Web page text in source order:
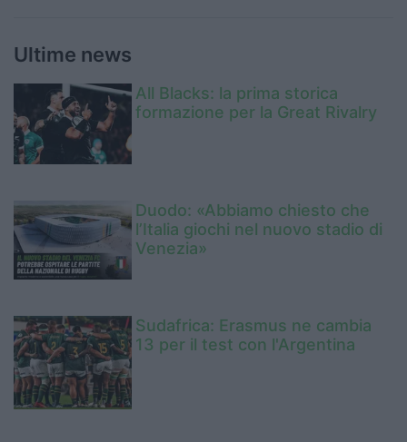
Ultime news
All Blacks: la prima storica
formazione per la Great Rivalry
Duodo: «Abbiamo chiesto che
l’Italia giochi nel nuovo stadio di
Venezia»
Sudafrica: Erasmus ne cambia
13 per il test con l'Argentina